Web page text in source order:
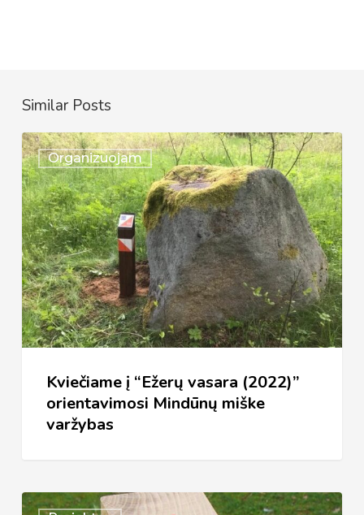
Similar Posts
Organizuojam
Kviečiame
į
“Ežerų
vasara
(2022)”
orientavimosi
Mindūnų
miške
varžybas
Kviečiame į “Ežerų vasara (2022)”
orientavimosi Mindūnų miške
varžybas
Pradedame